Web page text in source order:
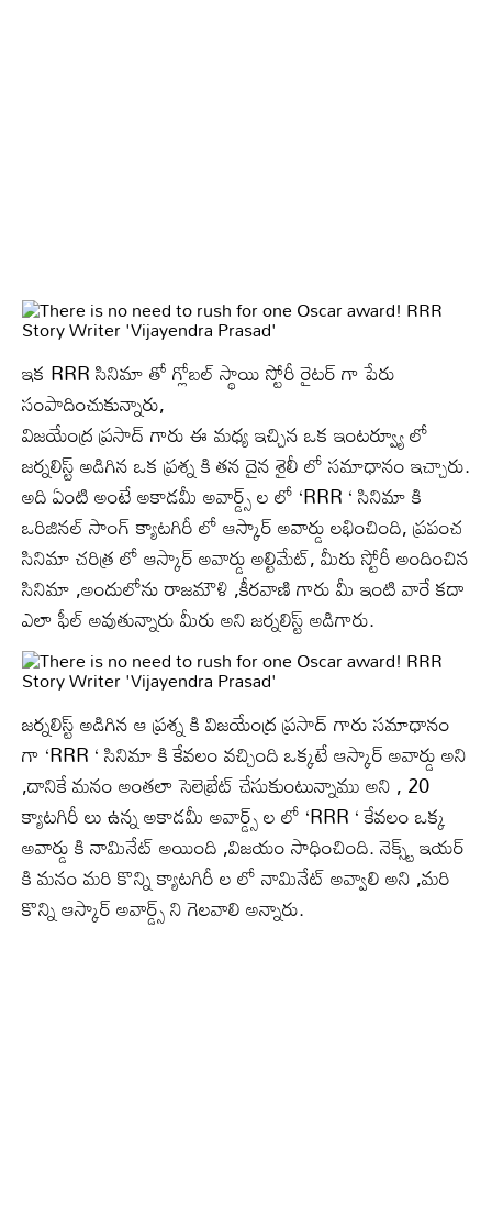
ఇక RRR సినిమా తో గ్లోబల్ స్థాయి స్టోరీ రైటర్ గా పేరు
సంపాదించుకున్నారు,
విజయేంద్ర ప్రసాద్ గారు ఈ మధ్య ఇచ్చిన ఒక ఇంటర్వ్యూ లో
జర్నలిస్ట్ అడిగిన ఒక ప్రశ్న కి తన దైన శైలీ లో సమాధానం ఇచ్చారు.
అది ఏంటి అంటే అకాడమీ అవార్డ్స్ ల లో ‘RRR ‘ సినిమా కి
ఒరిజినల్ సాంగ్ క్యాటగిరీ లో ఆస్కార్ అవార్డు లభించింది, ప్రపంచ
సినిమా చరిత్ర లో ఆస్కార్ అవార్డు అల్టిమేట్, మీరు స్టోరీ అందించిన
సినిమా ,అందులోను రాజమౌళి ,కీరవాణి గారు మీ ఇంటి వారే కదా
ఎలా ఫీల్ అవుతున్నారు మీరు అని జర్నలిస్ట్ అడిగారు.
జర్నలిస్ట్ అడిగిన ఆ ప్రశ్న కి విజయేంద్ర ప్రసాద్ గారు సమాధానం
గా ‘RRR ‘ సినిమా కి కేవలం వచ్చింది ఒక్కటే ఆస్కార్ అవార్డు అని
,దానికే మనం అంతలా సెలెబ్రేట్ చేసుకుంటున్నాము అని , 20
క్యాటగిరీ లు ఉన్న అకాడమీ అవార్డ్స్ ల లో ‘RRR ‘ కేవలం ఒక్క
అవార్డు కి నామినేట్ అయింది ,విజయం సాధించింది. నెక్స్ట్ ఇయర్
కి మనం మరి కొన్ని క్యాటగిరీ ల లో నామినేట్ అవ్వాలి అని ,మరి
కొన్ని ఆస్కార్ అవార్డ్స్ ని గెలవాలి అన్నారు.